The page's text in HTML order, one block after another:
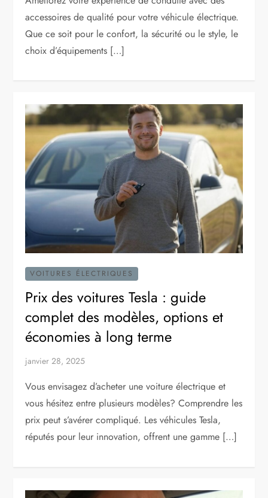
accessoires de qualité pour votre véhicule électrique.
Que ce soit pour le confort, la sécurité ou le style, le
choix d’équipements […]
VOITURES ÉLECTRIQUES
Prix des voitures Tesla : guide
complet des modèles, options et
économies à long terme
janvier 28, 2025
Vous envisagez d’acheter une voiture électrique et
vous hésitez entre plusieurs modèles? Comprendre les
prix peut s’avérer compliqué. Les véhicules Tesla,
réputés pour leur innovation, offrent une gamme […]